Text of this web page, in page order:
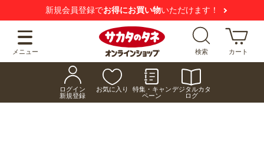
新規会員登録でお得にお買い物いただけます！
メニュー 検索 カート
ログイン
新規登録
お気に入り
特集・キャン
ペーン
デジタルカタ
ログ